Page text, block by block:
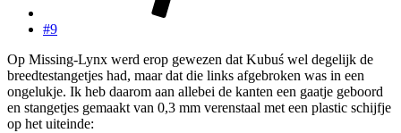
#9
Op Missing-Lynx werd erop gewezen dat Kubuś wel degelijk de
breedtestangetjes had, maar dat die links afgebroken was in een
ongelukje. Ik heb daarom aan allebei de kanten een gaatje geboord
en stangetjes gemaakt van 0,3 mm verenstaal met een plastic schijfje
op het uiteinde: